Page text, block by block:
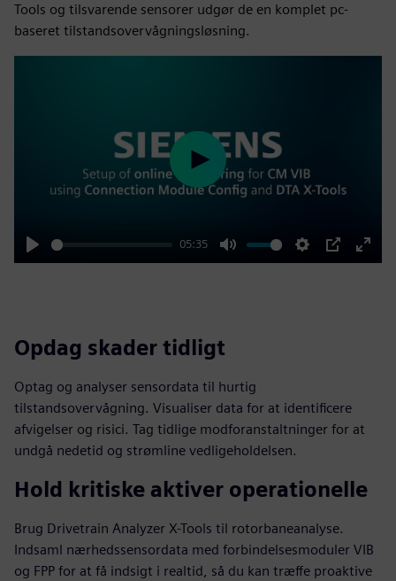
Tools og tilsvarende sensorer udgør de en komplet pc-
baseret tilstandsovervågningsløsning.
Play
05:35
Mute Settings
PIP
Enter
Play
Opdag skader tidligt
Optag og analyser sensordata til hurtig
tilstandsovervågning. Visualiser data for at identificere
afvigelser og risici. Tag tidlige modforanstaltninger for at
undgå nedetid og strømline vedligeholdelsen.
Hold kritiske aktiver operationelle
Brug Drivetrain Analyzer X-Tools til rotorbaneanalyse.
Indsaml nærhedssensordata med forbindelsesmoduler VIB
og FPP for at få indsigt i realtid, så du kan træffe proaktive